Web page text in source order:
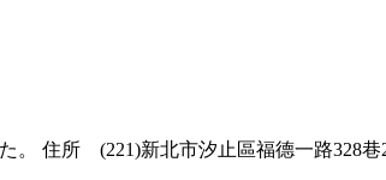
。 住所 (221)新北市汐止區福德一路328巷